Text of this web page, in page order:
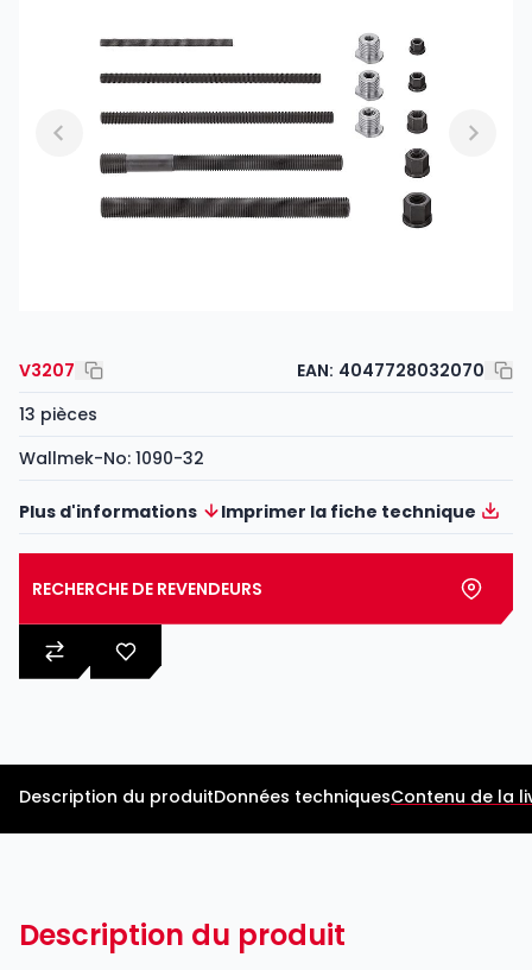
V3207 EAN: 4047728032070
13 pièces
Wallmek-No: 1090-32
Plus d'informations Imprimer la fiche technique
RECHERCHE DE REVENDEURS
Description du produitDonnées techniquesContenu de la
Description du produit